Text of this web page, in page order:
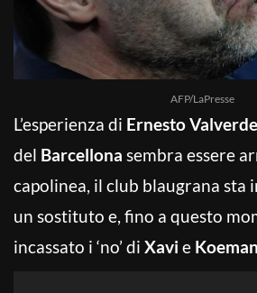
AFP/LaPresse
L’esperienza di Ernesto Valverde
del Barcellona sembra essere
capolinea, il club blaugrana sta
un sostituto e, fino a questo
incassato i ‘no’ di Xavi e Koeman